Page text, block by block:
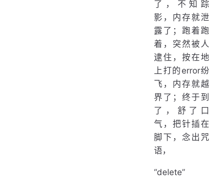
了，不知踪
影，内存就泄
露了；跑着跑
着，突然被人
逮住，按在地
上打的error纷
飞，内存就越
界了；终于到
了，舒了口
气，把针插在
脚下，念出咒
语，
“delete”